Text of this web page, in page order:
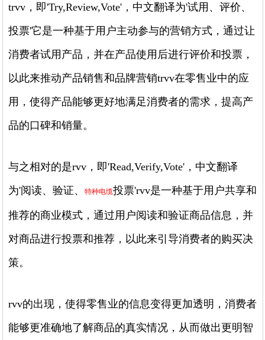
trvv，即'Try,Review,Vote'，中文翻译为'试用、评价、
投票'它是一种基于用户主动参与的营销方式，通过让
消费者试用产品，并在产品使用后进行评价和投票，
以此来推动产品销售和品牌营销trvv在零售业中的应
用，使得产品能够更好地满足消费者的需求，提高产
品的口碑和销量。
与之相对的是rvv，即'Read,Verify,Vote'，中文翻译
为'阅读、验证、特种电缆投票'rvv是一种基于用户共享和
推荐的商业模式，通过用户阅读和验证商品信息，并
对商品进行投票和推荐，以此来引导消费者的购买决
策。
rvv的出现，使得零售业的信息变得更加透明，消费者
能够更准确地了解商品的真实情况，从而做出更明智